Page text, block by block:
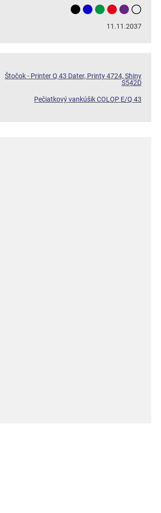
11.11.2037
Štočok - Printer Q 43 Dater, Printy 4724, Shiny
S542D
Pečiatkový vankúšik COLOP E/Q 43